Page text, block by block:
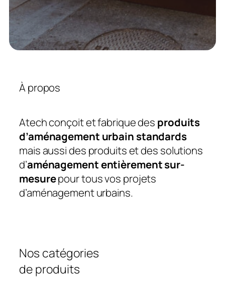
À propos
Atech conçoit et fabrique des produits
d’aménagement urbain standards
mais aussi des produits et des solutions
d’aménagement entièrement sur-
mesurepour tous vos projets
d’aménagement urbains.
Nos catégories
de produits